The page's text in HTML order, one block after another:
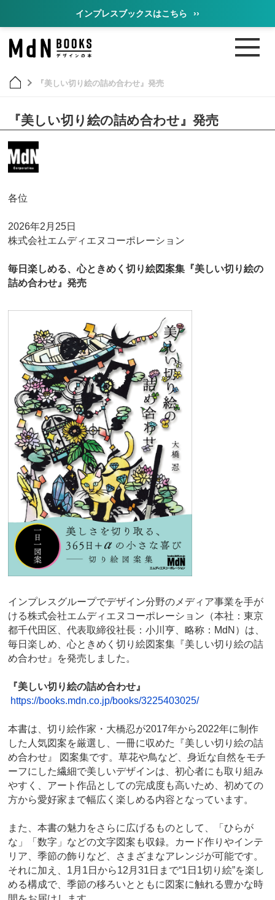
インプレスブックスはこちら ››
『美しい切り絵の詰め合わせ』発売
『美しい切り絵の詰め合わせ』発売
各位
2026年2月25日
株式会社エムディエヌコーポレーション
毎日楽しめる、心ときめく切り絵図案集『美しい切り絵の
詰め合わせ』発売
インプレスグループでデザイン分野のメディア事業を手が
ける株式会社エムディエヌコーポレーション（本社：東京
都千代田区、代表取締役社長：小川亨、略称：MdN）は、
毎日楽しめ、心ときめく切り絵図案集『美しい切り絵の詰
め合わせ』を発売しました。
『美しい切り絵の詰め合わせ』
https://books.mdn.co.jp/books/3225403025/
本書は、切り絵作家・大橋忍が2017年から2022年に制作
した人気図案を厳選し、一冊に収めた『美しい切り絵の詰
め合わせ』 図案集です。草花や鳥など、身近な自然をモチ
ーフにした繊細で美しいデザインは、初心者にも取り組み
やすく、アート作品としての完成度も高いため、初めての
方から愛好家まで幅広く楽しめる内容となっています。
また、本書の魅力をさらに広げるものとして、「ひらが
な」「数字」などの文字図案も収録。カード作りやインテ
リア、季節の飾りなど、さまざまなアレンジが可能です。
それに加え、1月1日から12月31日まで“1日1切り絵”を楽し
める構成で、季節の移ろいとともに図案に触れる豊かな時